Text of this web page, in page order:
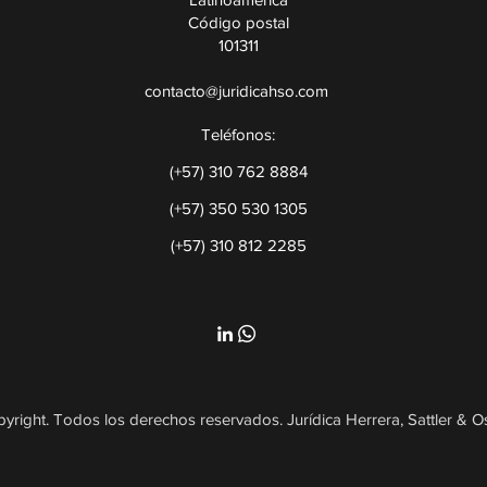
Código postal
101311
contacto@juridicahso.com
Teléfonos:
(+57) 310 762 8884
(+57) 350 530 1305
(+57) 310 812 2285
Todos los derechos reservados. Jurídica Herrera, Sattler &